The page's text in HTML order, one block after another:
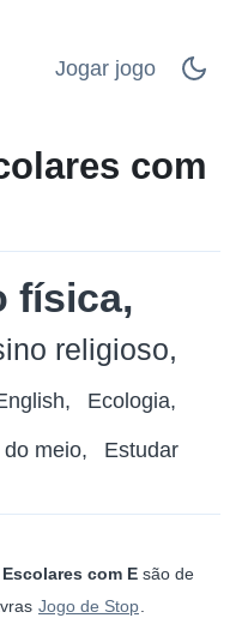
Jogar jogo
com
física
religioso
Ecologia
meio Estudar
com Esão de
Jogo de Stop